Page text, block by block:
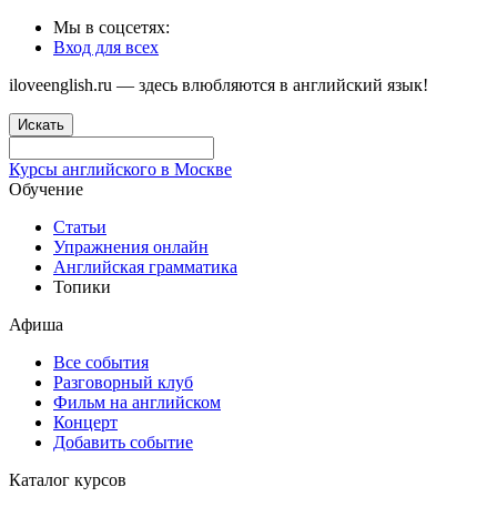
Мы в соцсетях:
Вход для всех
iloveenglish.ru — здесь влюбляются в английский язык!
Искать
Курсы английского в Москве
Обучение
Статьи
Упражнения онлайн
Английская грамматика
Топики
Афиша
Все события
Разговорный клуб
Фильм на английском
Концерт
Добавить событие
Каталог курсов